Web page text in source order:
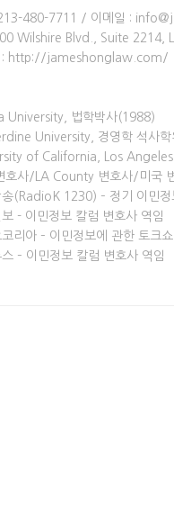
480-7711 / 이메일 :
Wilshire Blvd., Suite 2214,
: http://jameshonglaw.com/
University, 법학박사(1988)
University, 경영학 석사
of California, Los Angeles
호사/LA County 변호사/미국
(RadioK 1230) – 정기 이민정
- 이민정보 칼럼 변호사 역임
리아 – 이민정보에 관한 토크쇼
– 이민정보 칼럼 변호사 역임